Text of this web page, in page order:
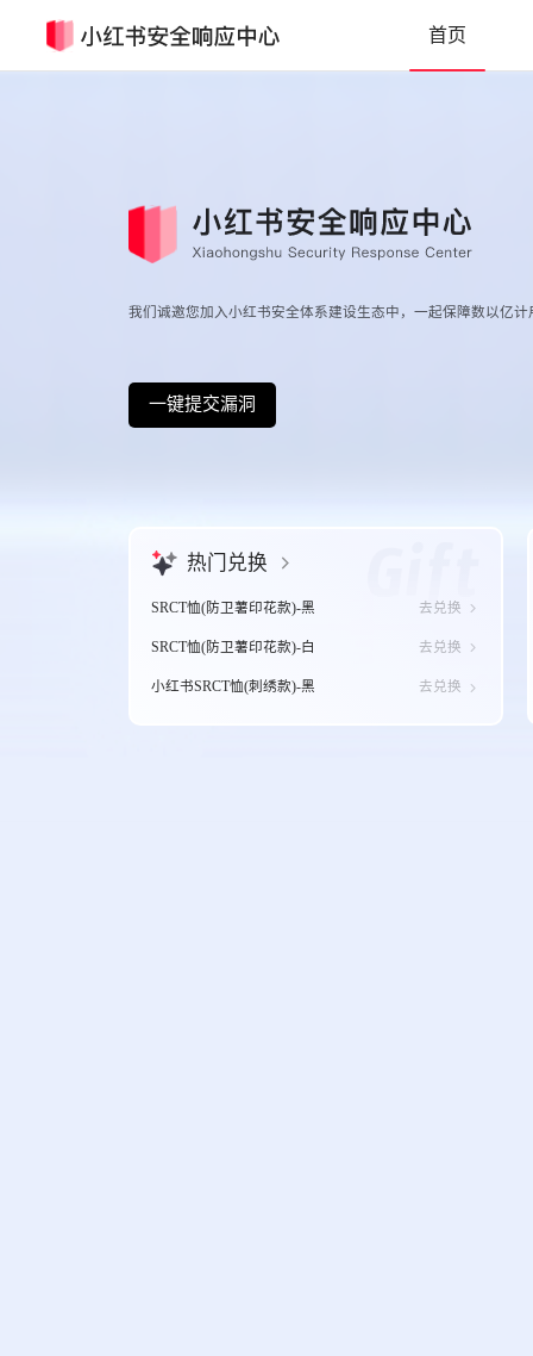
首页
我们诚邀您加入小红书安全体系建设生态中，一起保障数以亿
一键提交漏洞
热门兑换
SRCT恤(防卫薯印花款)-黑 去兑换
SRCT恤(防卫薯印花款)-白 去兑换
小红书SRCT恤(刺绣款)-黑 去兑换